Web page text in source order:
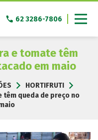
62 3286-7806
e tomate têm
em maio
HORTIFRUTI
têm queda de preço no